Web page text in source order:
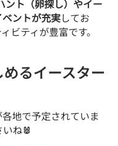
ント（卵探し）やイー
ントが充実してお
ビティが豊富です。
るイースター
地で予定されていま
いね🐰